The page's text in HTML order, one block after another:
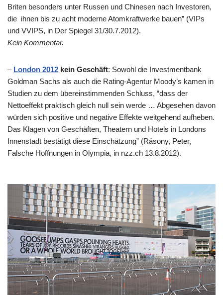
Briten besonders unter Russen und Chinesen nach Investoren,
die ihnen bis zu acht moderne Atomkraftwerke bauen” (VIPs
und VVIPS, in Der Spiegel 31/30.7.2012).
Kein Kommentar.
– London 2012 kein Geschäft: Sowohl die Investmentbank
Goldman Sachs als auch die Rating-Agentur Moody’s kamen in
Studien zu dem übereinstimmenden Schluss, “dass der
Nettoeffekt praktisch gleich null sein werde … Abgesehen davon
würden sich positive und negative Effekte weitgehend aufheben.
Das Klagen von Geschäften, Theatern und Hotels in Londons
Innenstadt bestätigt diese Einschätzung” (Rásony, Peter,
Falsche Hoffnungen in Olympia, in nzz.ch 13.8.2012).